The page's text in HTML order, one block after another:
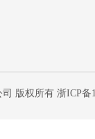
司 版权所有 浙ICP备